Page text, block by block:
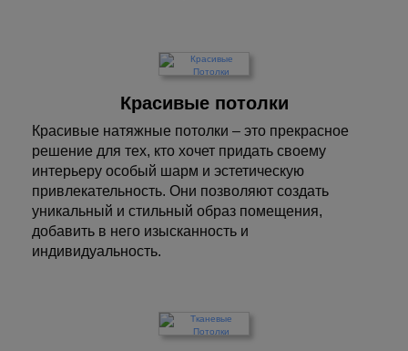
Красивые потолки
Красивые натяжные потолки – это прекрасное
решение для тех, кто хочет придать своему
интерьеру особый шарм и эстетическую
привлекательность. Они позволяют создать
уникальный и стильный образ помещения,
добавить в него изысканность и
индивидуальность.